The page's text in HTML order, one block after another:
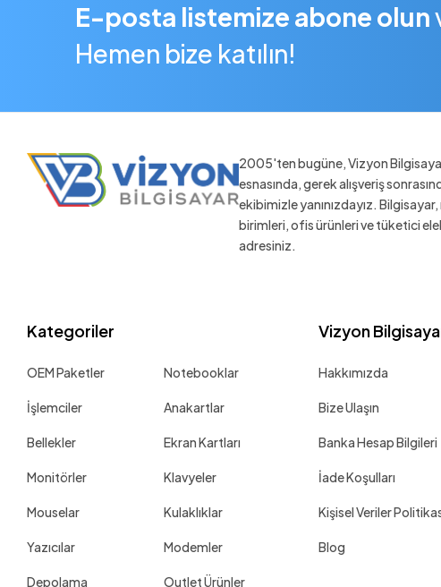
E-posta listemize abone olun
Hemen bize katılın!
2005'ten bugüne, Vizyon
esnasında, gerek alışveriş
ekibimizle yanınızdayız.
birimleri, ofis ürünleri ve tüketici
adresiniz.
Kategoriler
OEM Paketler Notebooklar
İşlemciler Anakartlar
Bellekler Ekran Kartları
Monitörler Klavyeler
Mouselar Kulaklıklar
Yazıcılar Modemler
Depolama Outlet Ürünler
Vizyon
Hakkımızda
Bize Ulaşın
Banka Hesap Bilgileri
İade Koşulları
Kişisel Veriler
Blog